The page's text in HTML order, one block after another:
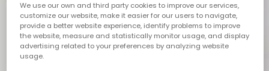
We use our own and third party cookies to improve our services,
customize our website, make it easier for our users to navigate,
provide a better website experience, identify problems to improve
the website, measure and statistically monitor usage, and display
advertising related to your preferences by analyzing website
usage.